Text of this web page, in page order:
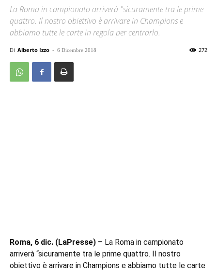
La Roma in campionato arriverà "sicuramente tra le prime
quattro. Il nostro obiettivo è arrivare in Champions e
abbiamo tutte le carte in regola per centrarlo.
Di Alberto Izzo - 6 Dicembre 2018 272
Roma, 6 dic. (LaPresse) – La Roma in campionato
arriverà “sicuramente tra le prime quattro. Il nostro
obiettivo è arrivare in Champions e abbiamo tutte le carte